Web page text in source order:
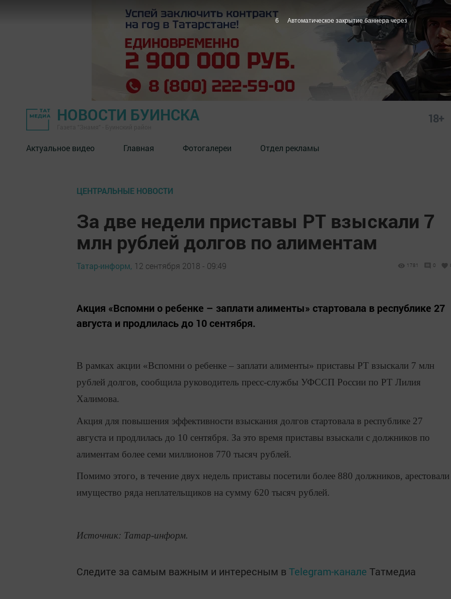
НОВОСТИ БУИНСКА 18+
Актуальное видео Главная Фотогалереи Отдел рекламы
ЦЕНТРАЛЬНЫЕ НОВОСТИ
За две недели приставы РТ взыскали 7
млн рублей долгов по алиментам
Татар-информ, 12 сентября 2018 - 09:49 1781 0
Акция «Вспомни о ребенке – заплати алименты» стартовала в республике 27
августа и продлилась до 10 сентября.
В рамках акции «Вспомни о ребенке – заплати алименты» приставы РТ взыскали 7 млн
рублей долгов, сообщила руководитель пресс-службы УФССП России по РТ Лилия
Халимова.
Акция для повышения эффективности взыскания долгов стартовала в республике 27
августа и продлилась до 10 сентября. За это время приставы взыскали с должников по
алиментам более семи миллионов 770 тысяч рублей.
Помимо этого, в течение двух недель приставы посетили более 880 должников, арестовали
имущество ряда неплательщиков на сумму 620 тысяч рублей.
Источник: Татар-информ.
Следите за самым важным и интересным в Telegram-канале Татмедиа
5 Автоматическое закрытие баннера через